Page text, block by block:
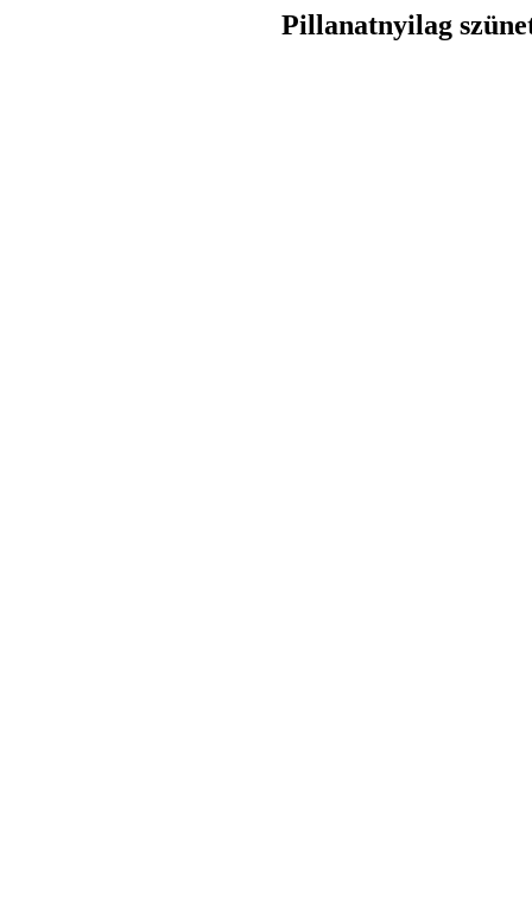
Pillanatnyilag